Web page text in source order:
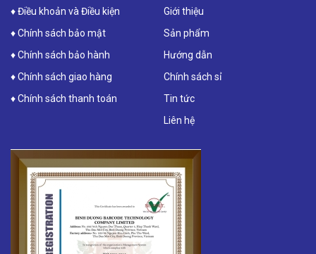
♦ Điều khoản và Điều kiện
♦ Chính sách bảo mật
♦ Chính sách bảo hành
♦ Chính sách giao hàng
♦ Chính sách thanh toán
Giới thiệu
Sản phẩm
Hướng dẫn
Chính sách sỉ
Tin tức
Liên hệ